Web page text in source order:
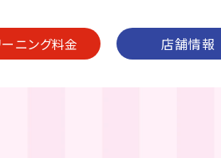
ニング料金 店舗情報